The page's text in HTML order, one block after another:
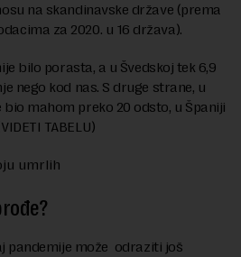
na skandinavske države (prema
za 2020. u 16 država).
bilo porasta, a u Švedskoj tek 6,9
nego kod nas. S druge strane, u
mahom preko 20 odsto, u Španiji
TABELU)
pandemije može odraziti još